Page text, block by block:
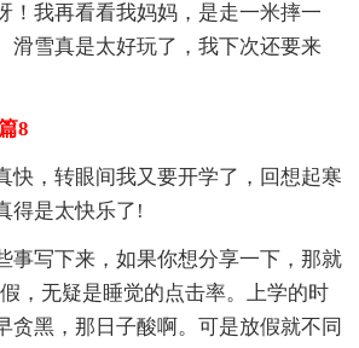
！我再看看我妈妈，是走一米摔一
滑雪真是太好玩了，我下次还要来
8
快，转眼间我又要开学了，回想起寒
得是太快乐了!
事写下来，如果你想分享一下，那就
，无疑是睡觉的点击率。上学的时
贪黑，那日子酸啊。可是放假就不同